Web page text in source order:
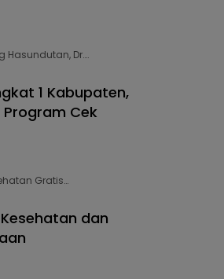
Hasundutan, Dr….
1 Kabupaten,
Program Cek
Gratis…
dan